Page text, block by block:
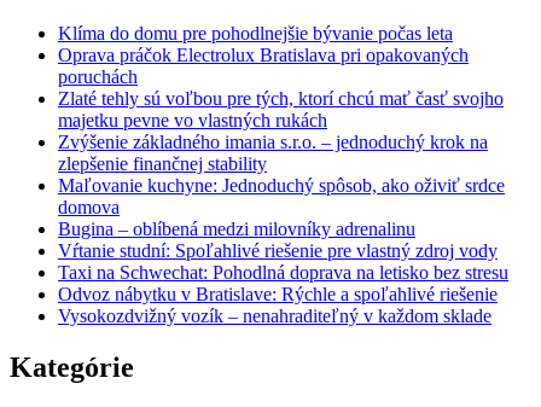
Klíma do domu pre pohodlnejšie bývanie počas leta
Oprava práčok Electrolux Bratislava pri opakovaných
poruchách
Zlaté tehly sú voľbou pre tých, ktorí chcú mať časť svojho
majetku pevne vo vlastných rukách
Zvýšenie základného imania s.r.o. – jednoduchý krok na
zlepšenie finančnej stability
Maľovanie kuchyne: Jednoduchý spôsob, ako oživiť srdce
domova
Bugina – oblíbená medzi milovníky adrenalinu
Vŕtanie studní: Spoľahlivé riešenie pre vlastný zdroj vody
Taxi na Schwechat: Pohodlná doprava na letisko bez stresu
Odvoz nábytku v Bratislave: Rýchle a spoľahlivé riešenie
Vysokozdvižný vozík – nenahraditeľný v každom sklade
Kategórie